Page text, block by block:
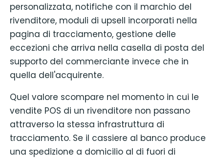
personalizzata, notifiche con il marchio del
rivenditore, moduli di upsell incorporati nella
pagina di tracciamento, gestione delle
eccezioni che arriva nella casella di posta del
supporto del commerciante invece che in
quella dell'acquirente.
Quel valore scompare nel momento in cui le
vendite POS di un rivenditore non passano
attraverso la stessa infrastruttura di
tracciamento. Se il cassiere al banco produce
una spedizione a domicilio al di fuori di